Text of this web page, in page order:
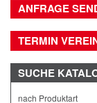
ANFRAGE
TERMIN
SUCHE
nach Produktart